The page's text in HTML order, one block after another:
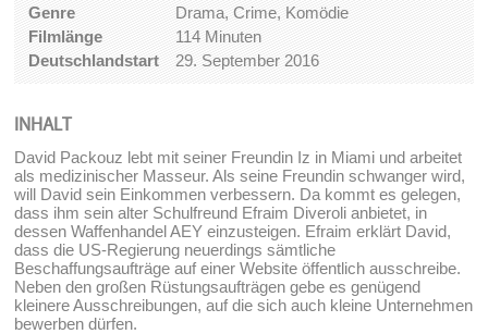
Genre
Drama, Crime, Komödie
Filmlänge
114 Minuten
Deutschlandstart
29. September 2016
INHALT
David Packouz lebt mit seiner Freundin Iz in Miami und arbeitet
als medizinischer Masseur. Als seine Freundin schwanger wird,
will David sein Einkommen verbessern. Da kommt es gelegen,
dass ihm sein alter Schulfreund Efraim Diveroli anbietet, in
dessen Waffenhandel AEY einzusteigen. Efraim erklärt David,
dass die US-Regierung neuerdings sämtliche
Beschaffungsaufträge auf einer Website öffentlich ausschreibe.
Neben den großen Rüstungsaufträgen gebe es genügend
kleinere Ausschreibungen, auf die sich auch kleine Unternehmen
bewerben dürfen.